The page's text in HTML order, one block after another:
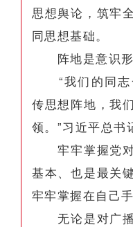
思想舆论，筑牢
同思想基础。
阵地是意识形
“我们的同志
传思想阵地，我
领。”习近平总书
牢牢掌握党对
基本、也是最关
牢牢掌握在自己手
无论是对广播